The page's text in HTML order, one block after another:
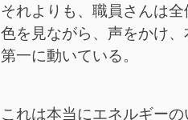
それよりも、職員さんは
色を見ながら、声をかけ
第一に動いている。
これは本当にエネルギーの